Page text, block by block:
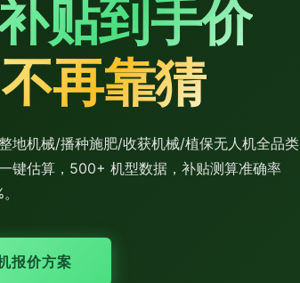
贴到手价
不再靠猜
地机械/播种施肥/收获机械/植保无人机全品类
键估算，500+ 机型数据，补贴测算准确率
报价方案